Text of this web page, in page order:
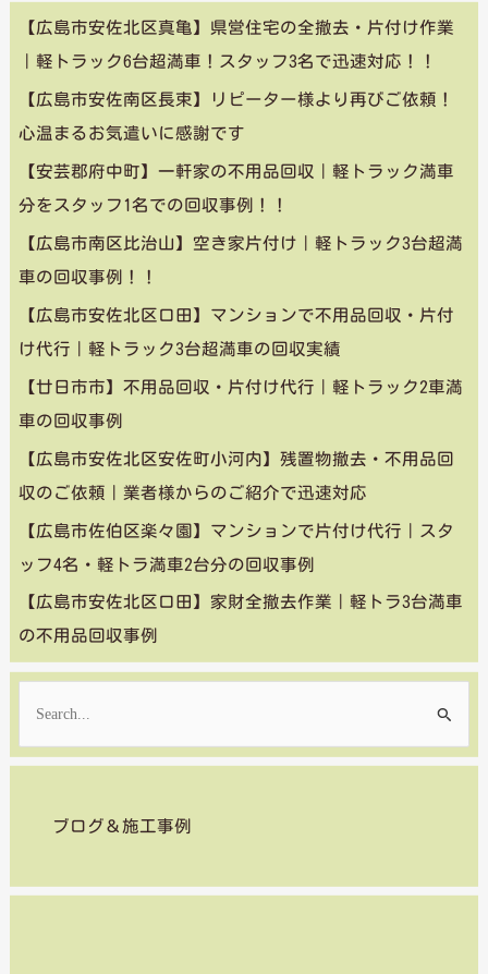
【広島市安佐北区真亀】県営住宅の全撤去・片付け作業
｜軽トラック6台超満車！スタッフ3名で迅速対応！！
【広島市安佐南区長束】リピーター様より再びご依頼！
心温まるお気遣いに感謝です
【安芸郡府中町】一軒家の不用品回収｜軽トラック満車
分をスタッフ1名での回収事例！！
【広島市南区比治山】空き家片付け｜軽トラック3台超満
車の回収事例！！
【広島市安佐北区口田】マンションで不用品回収・片付
け代行｜軽トラック3台超満車の回収実績
【廿日市市】不用品回収・片付け代行｜軽トラック2車満
車の回収事例
【広島市安佐北区安佐町小河内】残置物撤去・不用品回
収のご依頼｜業者様からのご紹介で迅速対応
【広島市佐伯区楽々園】マンションで片付け代行｜スタ
ッフ4名・軽トラ満車2台分の回収事例
【広島市安佐北区口田】家財全撤去作業｜軽トラ3台満車
の不用品回収事例
索
ブログ＆施工事例